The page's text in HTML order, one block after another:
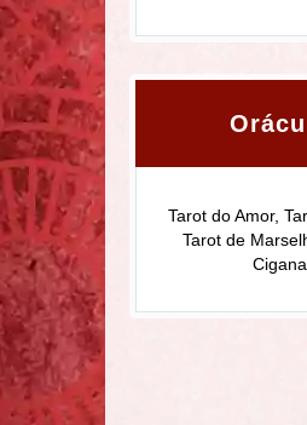
Tarot do Amor,
Tarot de